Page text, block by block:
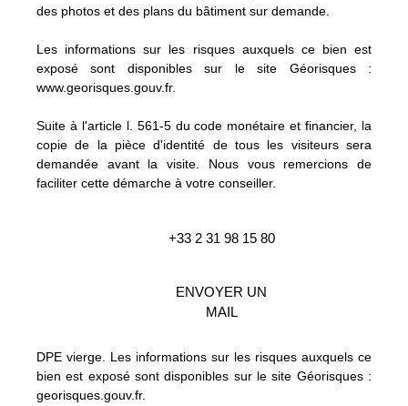
des photos et des plans du bâtiment sur demande.
Les informations sur les risques auxquels ce bien est
exposé sont disponibles sur le site Géorisques :
www.georisques.gouv.fr.
Suite à l'article l. 561-5 du code monétaire et financier, la
copie de la pièce d'identité de tous les visiteurs sera
demandée avant la visite. Nous vous remercions de
faciliter cette démarche à votre conseiller.
+33 2 31 98 15 80
ENVOYER UN
MAIL
DPE vierge. Les informations sur les risques auxquels ce
bien est exposé sont disponibles sur le site Géorisques :
georisques.gouv.fr.